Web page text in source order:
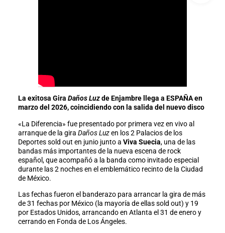
La exitosa Gira Daños Luzde Enjambre llega a ESPAÑA en
marzo del 2026, coincidiendo con la salida del nuevo disco
«La Diferencia» fue presentado por primera vez en vivo al
arranque de la gira Daños Luzen los 2 Palacios de los
Deportes sold out en junio junto a Viva Suecia, una de las
bandas más importantes de la nueva escena de rock
español, que acompañó a la banda como invitado especial
durante las 2 noches en el emblemático recinto de la Ciudad
de México.
Las fechas fueron el banderazo para arrancar la gira de más
de 31 fechas por México (la mayoría de ellas sold out) y 19
por Estados Unidos, arrancando en Atlanta el 31 de enero y
cerrando en Fonda de Los Ángeles.